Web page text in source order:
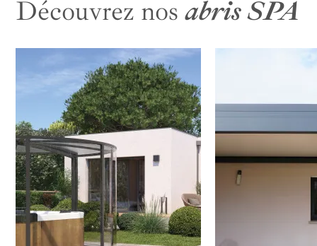
Découvrez nosabris SPA